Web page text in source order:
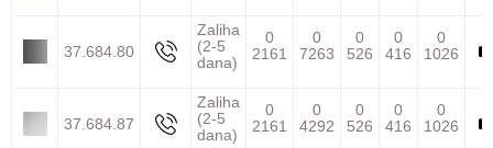
37.684.80
Zaliha
(2-5
dana)
0
2161
0
7263
0
526
0
416
0
1026
37.684.87
Zaliha
(2-5
dana)
0
2161
0
4292
0
526
0
416
0
1026